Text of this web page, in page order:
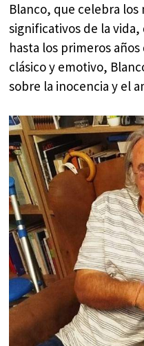
Blanco, que celebra
significativos de la
hasta los primeros
clásico y emotivo,
sobre la inocencia y el